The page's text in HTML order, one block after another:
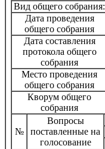
Вид общего собрания:
Дата проведения
общего собрания
Дата составления
протокола общего
собрания
Место проведения
общего собрания
Кворум общего
собрания
№
Вопросы
поставленные на
голосование